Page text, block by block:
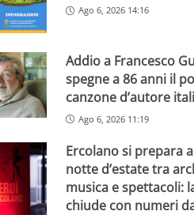
Ago 6, 2026 14:16
Addio a Francesco
spegne a 86 anni il
canzone d’autore
Ago 6, 2026 11:19
Ercolano si prepara
notte d’estate tra
musica e spettacoli:
chiude con numeri